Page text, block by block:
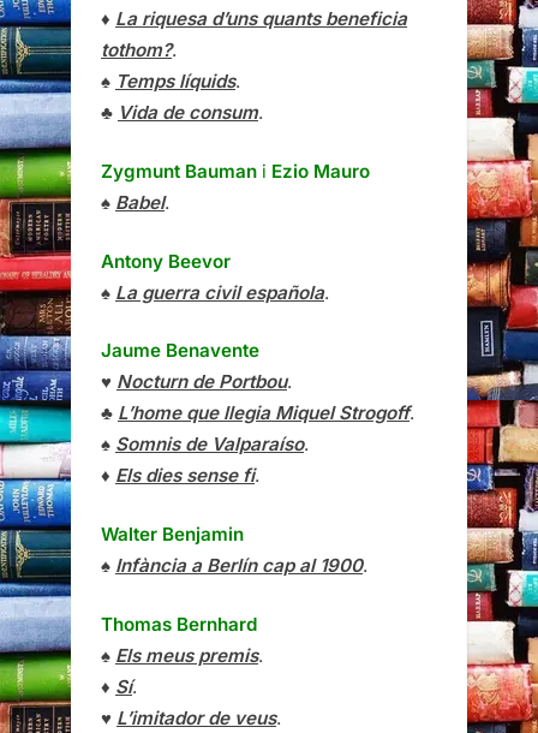
♦ La riquesa d’uns quants beneficia
tothom?.
♠ Temps líquids.
♣ Vida de consum.
Zygmunt Bauman i Ezio Mauro
♠ Babel.
Antony Beevor
♠ La guerra civil española.
Jaume Benavente
♥ Nocturn de Portbou.
♣ L’home que llegia Miquel Strogoff.
♠ Somnis de Valparaíso.
♦ Els dies sense fi.
Walter Benjamin
♠ Infància a Berlín cap al 1900.
Thomas Bernhard
♠ Els meus premis.
♦ Sí.
♥ L’imitador de veus.